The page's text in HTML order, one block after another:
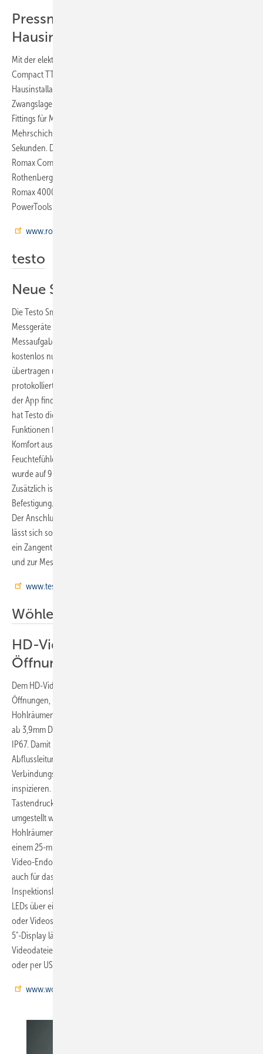
Pressmaschine für
Hausinstallationen
Mit der elektrohydraulischen, radialen Pressmaschine Romax
Compact TT von Rothenberger können SHK-Installateure
Hausinstallationen, Etagen- und Servicearbeiten sowie Arbeiten in
Zwangslagen meistern. Mit Turbo-Druck verpresst die Maschine
Fittings für Metall bis 35 mm und Kunststoff- sowie
Mehrschichtverbund bis 40 mm Durchmesser – und das in 3
Sekunden. Die Pressmaschine ist 34 cm lang und wiegt 2,5 kg. Die
Romax Compact TT ist akkubetrieben. Der 18 V / 2 Ah Akku gehört zur
Rothenberger Akkuplattform, und kann auch die Pressmaschine
Romax 4000, die Rohrinspektionskamera Rocam 4 Plus und alle
PowerTools betreiben.
www.rothenberger.com
testo
Neue Smart-Probes-Generation
Die Testo Smart Probes – kabellose und per App bedienbare Profi-
Messgeräte im Taschenformat – vereinfachen seit 2015 viele
Messaufgaben. Alle Messdaten werden per Bluetooth direkt an die
kostenlos nutzbare App „Testo Smart Probes“ (iOS und Android)
übertragen und können mit einem mobilen Endgerät abgelesen,
protokolliert und anschließend direkt per E-Mail versendet werden. In
der App finden sich zudem Messmenüs und Sonderfunktionen. Jetzt
hat Testo die neue Generation mit drei neuen Probes, die mit
Funktionen für mehr Reichweite (100 statt bisher 20m), Flexibilität und
Komfort ausgestattet sind, vorgestellt. Der Sondenkopf des
Feuchtefühlers testo 605i ist optimiert für kleinere Messöffnungen, er
wurde auf 9mm verkleinert und ist um bis zu 90° abwinkelbar.
Zusätzlich ist er ausgestattet mit einem Magneten für eine sichere
Befestigung. Dies erleichtert besonders Messungen im Lüftungsrohr.
Der Anschluss des Druckfühlers testo 549i ist um 45° gebogen und
lässt sich so einfacher an Kälteanlagen montieren. Das testo 115i ist
ein Zangenthermometer für den Service an Klima- und Kälteanlagen
und zur Messung von Vor- und Rücklauftemperaturen.
www.testo.de
Wöhler
HD-Videoskop für kleinste
Öffnungen
Dem HD-Videoskop Wöhler VE400 reichen bereits kleinste
Öffnungen, um gestochen scharfe Bilder in HD-Qualität aus
Hohlräumen zu liefern. Die Kamera ist mit unterschiedlichen Sonden
ab 3,9mm Durchmesser erhältlich. Alle Sonden sind wasserdicht nach
IP67. Damit lassen sich Vorwandinstallationen, Ausgüsse und
Abflussleitungen ebenso wie Feuerstätten, Brennräume und
Verbindungsstücke durch Öffnungen ab 5mm Durchmesser
inspizieren. Bei der 5,5-mm-Durchmesser-Sonde kann sogar durch
Tastendruck die Blickrichtung von 0° geradeaus auf 90° Seitsicht
umgestellt werden. So ist ein umfassender Blick auch in engen
Hohlräumen möglich. Optional ist eine 3m lange Abwassersonde mit
einem 25-mm-Kamerakopf erhältlich. Wer bereits mit einem VE-200-
Video-Endoskop von Wöhler arbeitet, kann vorhandene Sonden
auch für das VE400 nutzen. Zum hellen Ausleuchten des
Inspektionsbereichs verfügt das Videoskop zusätzlich zu den Sonden-
LEDs über eine Zusatzlampe mit vier lichtstarken LEDs. Es nimmt Fotos
oder Videos auf, wenn gewünscht auch mit Ton. Die Anzeige auf dem
5"-Display lässt sich per Tastendruck drehen. Die Bild- und
Videodateien werden auf einer SD-Karte gespeichert und verwaltet
oder per USB-Kabel auf den PC übertragen.
www.woehler.de